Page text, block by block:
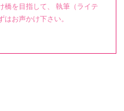
橋を目指して、 執筆（ライテ
お声かけ下さい。